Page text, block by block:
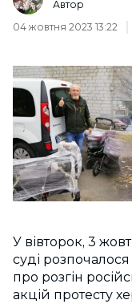
Автор
04 жовтня 2023 13:22
У вівторок, 3
суді розпочалося
про розгін
акцій протесту